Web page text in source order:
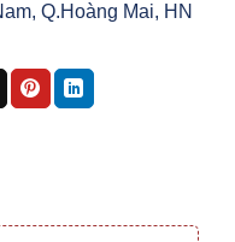
Q.Hoàng Mai, HN